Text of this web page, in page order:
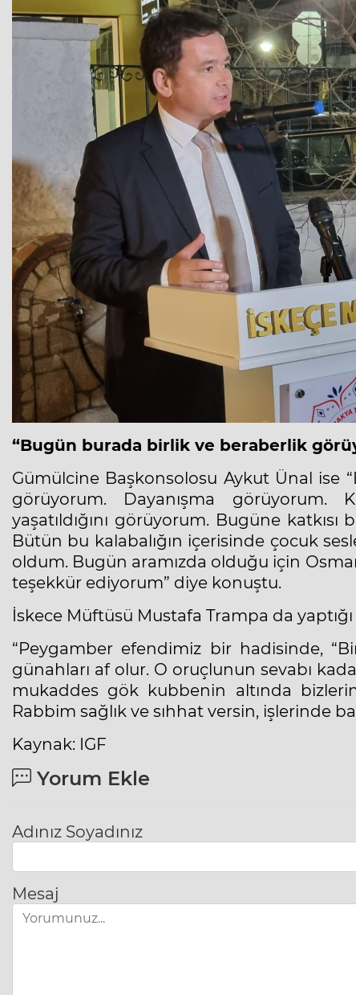
“Bugün burada birlik ve beraberlik
Gümülcine Başkonsolosu Aykut Ünal
görüyorum. Dayanışma görüyorum.
yaşatıldığını görüyorum. Bugüne
Bütün bu kalabalığın içerisinde çocuk
oldum. Bugün aramızda olduğu için
teşekkür ediyorum” diye konuştu.
İskece Müftüsü Mustafa Trampa da
“Peygamber efendimiz bir hadisinde,
günahları af olur. O oruçlunun sevabı
mukaddes gök kubbenin altında
Rabbim sağlık ve sıhhat versin, işlerinde
Kaynak: IGF
Yorum Ekle
Adınız Soyadınız
Mesaj